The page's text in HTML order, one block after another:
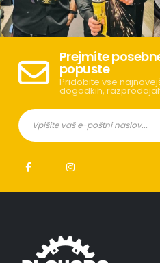
Prejmite
popuste
Pridobite vse
dogodkih,